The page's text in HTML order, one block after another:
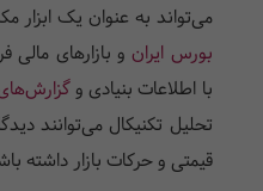
می‌تواند به عنوان یک ابزار
بورس ایرانو بازارهای مالی
با اطلاعات بنیادی و
تحلیل تکنیکال می‌توانند
قیمتی و حرکات بازار داشته